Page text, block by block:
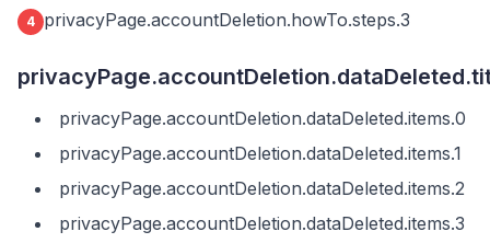
4 privacyPage.accountDeletion.howTo.steps.3
privacyPage.accountDeletion.dataDeleted.items.0
privacyPage.accountDeletion.dataDeleted.items.1
privacyPage.accountDeletion.dataDeleted.items.2
privacyPage.accountDeletion.dataDeleted.items.3